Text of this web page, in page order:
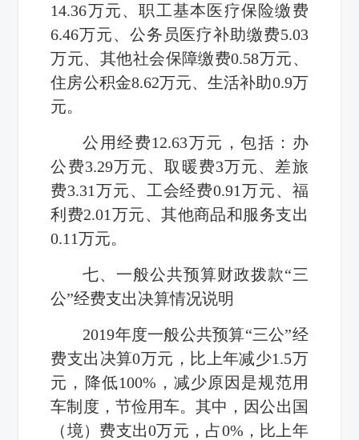
14.36万元、职工基本医疗保险缴费
6.46万元、公务员医疗补助缴费5.03
万元、其他社会保障缴费0.58万元、
住房公积金8.62万元、生活补助0.9万
元。
公用经费12.63万元，包括：办
公费3.29万元、取暖费3万元、差旅
费3.31万元、工会经费0.91万元、福
利费2.01万元、其他商品和服务支出
0.11万元。
七、一般公共预算财政拨款“三
公”经费支出决算情况说明
2019年度一般公共预算“三公”经
费支出决算0万元，比上年减少1.5万
元，降低100% ，减少原因是规范用
车制度，节俭用车。其中，因公出国
（境）费支出0万元，占0% ，比上年